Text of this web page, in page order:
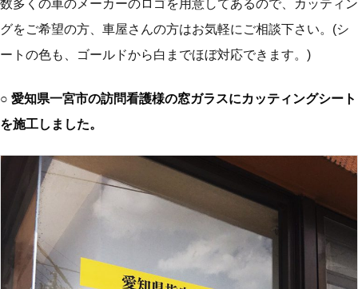
数多くの車のメーカーのロゴを用意してあるので、カッティン
グをご希望の方、車屋さんの方はお気軽にご相談下さい。(シ
ートの色も、ゴールドから白までほぼ対応できます。)
○ 愛知県一宮市の訪問看護様の窓ガラスにカッティングシート
を施工しました。